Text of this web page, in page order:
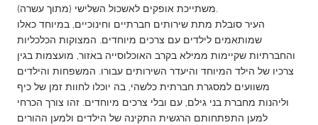
Newmarket
Ottawa
South Shore
Toronto
MALAYSIA
Kuala Lumpur
משתייכת אופקים לאשכול השלישי (מתוך עשרה).
העיר סובלת מתת שירותים חברתיים וחינוכיים, במיוחד כאלו
שמותאמים לילדים עם צרכים מיוחדים. המצוקות הכלכליות
והחברתיות שקיימות ממילא בקרב האוכלוסייה באזור, מועצמות בגין
צרכיו של הילד המיוחד והיעדר השירותים עבורו. המשפחות והילדים
משוועים למסגרת חברתית כלשהי, בה יוכלו לחוות זמן של כיף
וליהנות מחברת בני גילם, עם ובלי צרכים מיוחדים. זהו צורך הכרחי
למען התפתחותם הרגשית התקינה של הילדים ולמען ההורים